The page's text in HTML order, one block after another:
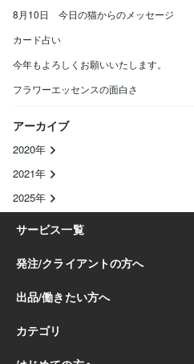
8月10日 今日の猫からのメッセージ
カード占い
今年もよろしくお願いいたします。
フラワーエッセンスの面白さ
アーカイブ
2020年
2021年
2025年